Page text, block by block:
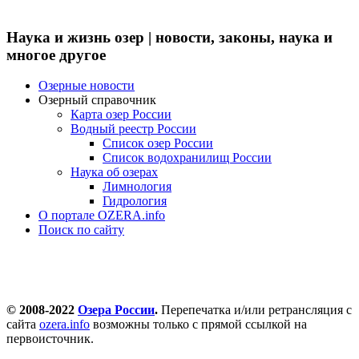
Наука и жизнь озер | новости, законы, наука и
многое другое
Озерные новости
Озерный справочник
Карта озер России
Водный реестр России
Список озер России
Список водохранилищ России
Наука об озерах
Лимнология
Гидрология
О портале OZERA.info
Поиск по сайту
© 2008-2022 Озера России. Перепечатка и/или ретрансляция с
сайта ozera.info возможны только с прямой ссылкой на
первоисточник.